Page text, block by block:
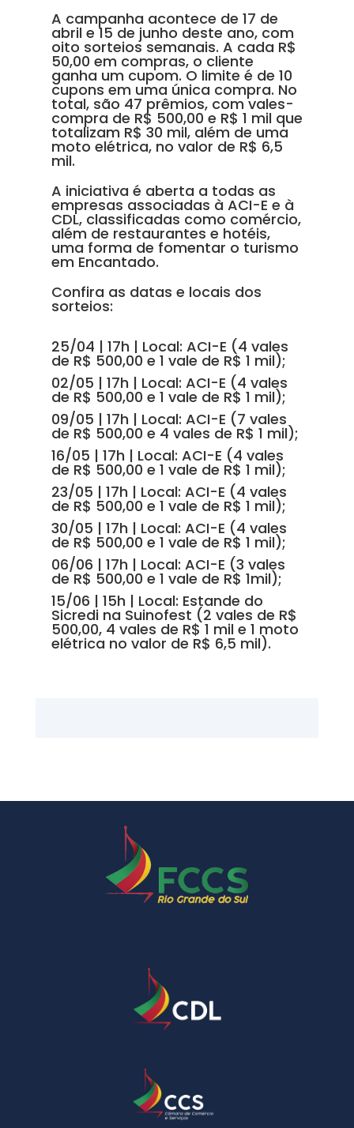
A campanha acontece de 17 de
abril e 15 de junho deste ano, com
oito sorteios semanais. A cada R$
50,00 em compras, o cliente
ganha um cupom. O limite é de 10
cupons em uma única compra. No
total, são 47 prêmios, com vales-
compra de R$ 500,00 e R$ 1 mil que
totalizam R$ 30 mil, além de uma
moto elétrica, no valor de R$ 6,5
mil.
A iniciativa é aberta a todas as
empresas associadas à ACI-E e à
CDL, classificadas como comércio,
além de restaurantes e hotéis,
uma forma de fomentar o turismo
em Encantado.
Confira as datas e locais dos
sorteios:
25/04 | 17h | Local: ACI-E (4 vales
de R$ 500,00 e 1 vale de R$ 1 mil);
02/05 | 17h | Local: ACI-E (4 vales
de R$ 500,00 e 1 vale de R$ 1 mil);
09/05 | 17h | Local: ACI-E (7 vales
de R$ 500,00 e 4 vales de R$ 1 mil);
16/05 | 17h | Local: ACI-E (4 vales
de R$ 500,00 e 1 vale de R$ 1 mil);
23/05 | 17h | Local: ACI-E (4 vales
de R$ 500,00 e 1 vale de R$ 1 mil);
30/05 | 17h | Local: ACI-E (4 vales
de R$ 500,00 e 1 vale de R$ 1 mil);
06/06 | 17h | Local: ACI-E (3 vales
de R$ 500,00 e 1 vale de R$ 1mil);
15/06 | 15h | Local: Estande do
Sicredi na Suinofest (2 vales de R$
500,00, 4 vales de R$ 1 mil e 1 moto
elétrica no valor de R$ 6,5 mil).